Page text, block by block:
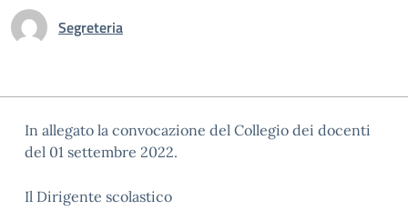
Segreteria
In allegato la convocazione del Collegio dei docenti
del 01 settembre 2022.
Il Dirigente scolastico